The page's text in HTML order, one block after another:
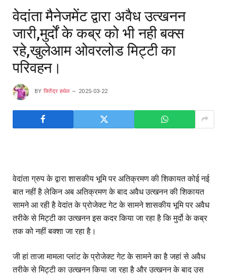
वेदांता मैनेजमेंट द्वारा अवैध उत्खनन
जारी,मुर्दों के कब्र को भी नही बक्स
रहे,खुलेआम ओवरलोड मिट्टी का
परिवहन।
BY जितेंद्र हथेल 2025-03-22
वेदांता ग्रुप के द्वारा शासकीय भूमि पर अतिक्रमण की शिकायत कोई नई
बात नहीं है लेकिन अब अतिक्रमण के बाद अवैध उत्खनन की शिकायत
सामने आ रही है वेदांत के प्रोजेक्ट गेट के सामने शासकीय भूमि पर अवैध
तरीके से मिट्टी का उत्खनन इस कदर किया जा रहा है कि मुर्दो के कब्र
तक को नहीं बक्शा जा रहा है।
जी हां ताजा मामला प्लांट के प्रोजेक्ट गेट के सामने का है जहां से अवैध
तरीके से मिट्टी का उत्खनन किया जा रहा है और उत्खनन के बाद उस